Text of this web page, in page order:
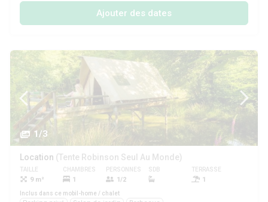
Ajouter des dates
1/3
Location (Tente Robinson Seul Au Monde)
TAILLE
9 m²
CHAMBRES
1
PERSONNES
1/2
SDB TERRASSE
1
Inclus dans ce mobil-home / chalet